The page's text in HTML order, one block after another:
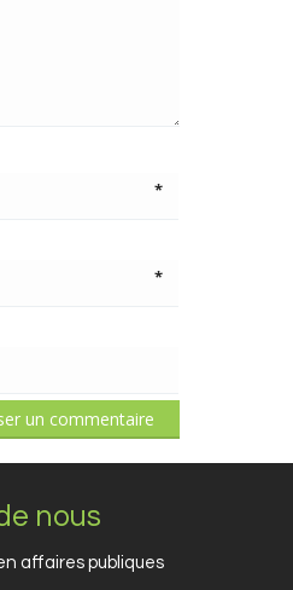
*
*
nous
affaires publiques